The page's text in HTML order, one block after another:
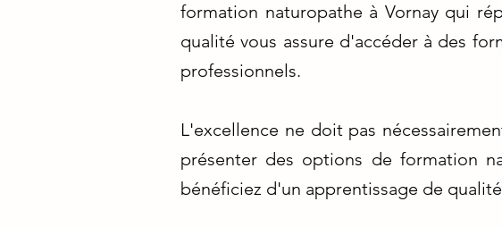
formation naturopathe à Vornay qui
qualité vous assure d'accéder à des
professionnels.
L'excellence ne doit pas
présenter des options de formation
bénéficiez d'un apprentissage de